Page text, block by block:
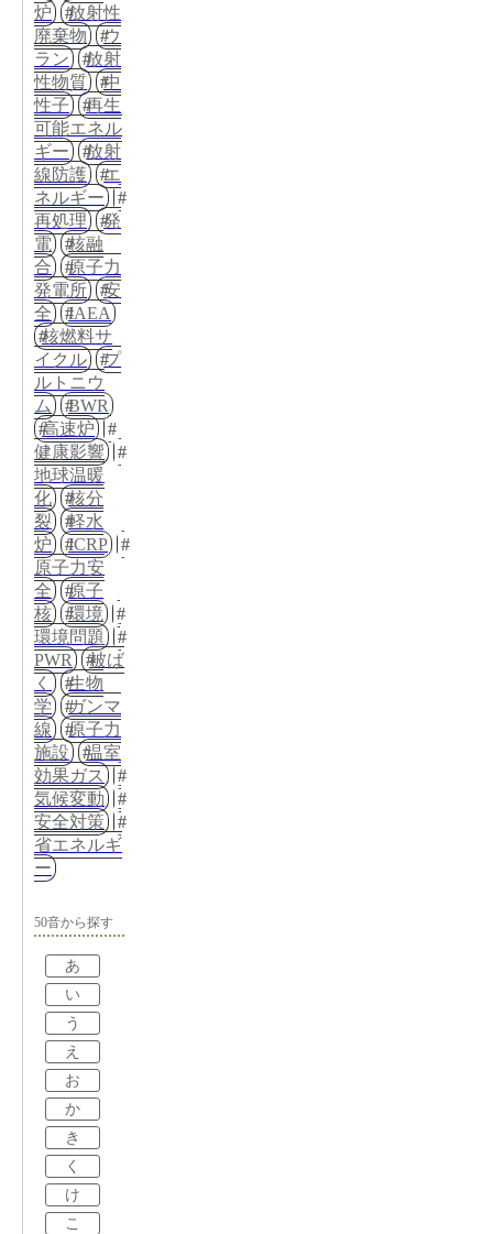
炉
放射性
廃棄物
ウ
ラン
放射
性物質
中
性子
再生
可能エネル
ギー
放射
線防護
エ
ネルギー
再処理
発
電
核融
合
原子力
発電所
安
全
IAEA
核燃料サ
イクル
プ
ルトニウ
ム
BWR
高速炉
健康影響
地球温暖
化
核分
裂
軽水
炉
ICRP
原子力安
全
原子
核
環境
環境問題
PWR
被ば
く
生物
学
ガンマ
線
原子力
施設
温室
効果ガス
気候変動
安全対策
省エネルギ
ー
50音から探す
あ
い
う
え
お
か
き
く
け
こ